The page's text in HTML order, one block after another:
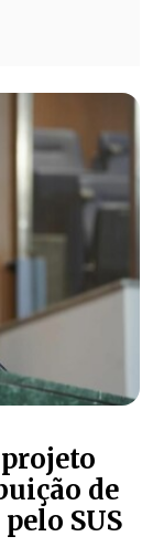
de
SUS